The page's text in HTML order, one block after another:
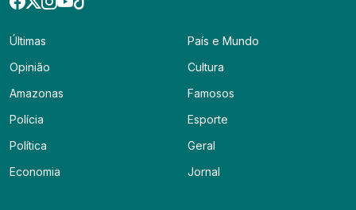
Últimas
Opinião
Amazonas
Polícia
Política
Economia
País e Mundo
Cultura
Famosos
Esporte
Geral
Jornal